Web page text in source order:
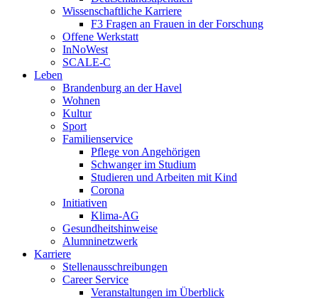
Wissenschaftliche Karriere
F3 Fragen an Frauen in der Forschung
Offene Werkstatt
InNoWest
SCALE-C
Leben
Brandenburg an der Havel
Wohnen
Kultur
Sport
Familienservice
Pflege von Angehörigen
Schwanger im Studium
Studieren und Arbeiten mit Kind
Corona
Initiativen
Klima-AG
Gesundheitshinweise
Alumninetzwerk
Karriere
Stellenausschreibungen
Career Service
Veranstaltungen im Überblick